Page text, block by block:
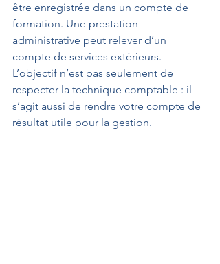
être enregistrée dans un compte de
formation. Une prestation
administrative peut relever d’un
compte de services extérieurs.
L’objectif n’est pas seulement de
respecter la technique comptable : il
s’agit aussi de rendre votre compte de
résultat utile pour la gestion.